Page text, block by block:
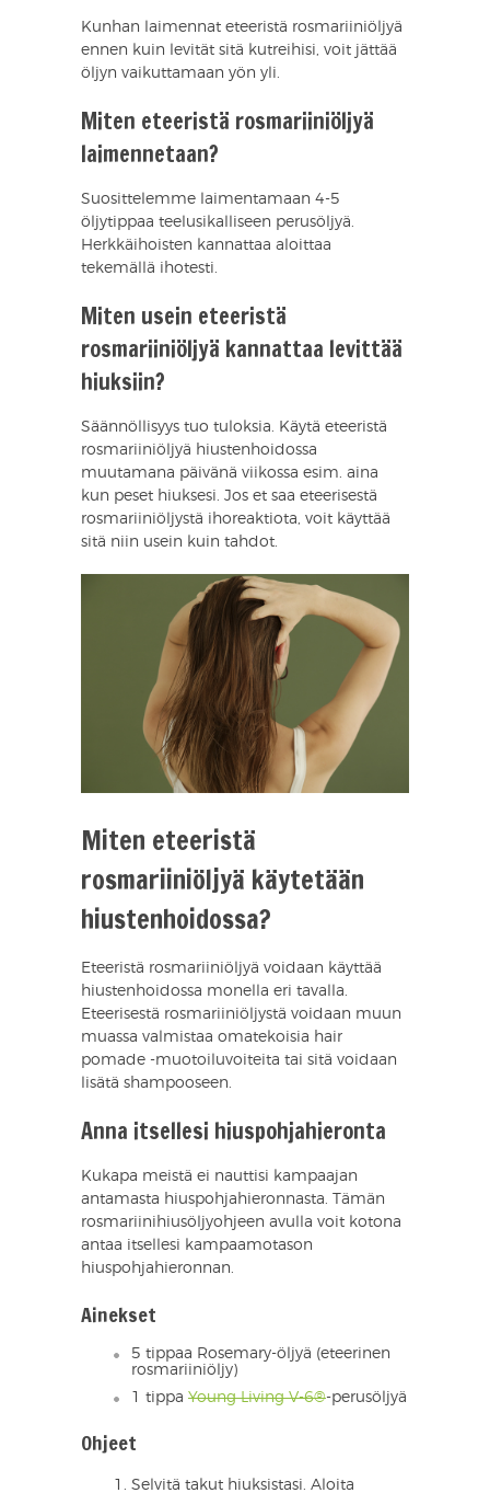
Kunhan laimennat eteeristä rosmariiniöljyä
ennen kuin levität sitä kutreihisi, voit jättää
öljyn vaikuttamaan yön yli.
Miten eteeristä rosmariiniöljyä
laimennetaan?
Suosittelemme laimentamaan 4-5
öljytippaa teelusikalliseen perusöljyä.
Herkkäihoisten kannattaa aloittaa
tekemällä ihotesti.
Miten usein eteeristä
rosmariiniöljyä kannattaa levittää
hiuksiin?
Säännöllisyys tuo tuloksia. Käytä eteeristä
rosmariiniöljyä hiustenhoidossa
muutamana päivänä viikossa esim. aina
kun peset hiuksesi. Jos et saa eteerisestä
rosmariiniöljystä ihoreaktiota, voit käyttää
sitä niin usein kuin tahdot.
Miten eteeristä
rosmariiniöljyä käytetään
hiustenhoidossa?
Eteeristä rosmariiniöljyä voidaan käyttää
hiustenhoidossa monella eri tavalla.
Eteerisestä rosmariiniöljystä voidaan muun
muassa valmistaa omatekoisia hair
pomade -muotoiluvoiteita tai sitä voidaan
lisätä shampooseen.
Anna itsellesi hiuspohjahieronta
Kukapa meistä ei nauttisi kampaajan
antamasta hiuspohjahieronnasta. Tämän
rosmariinihiusöljyohjeen avulla voit kotona
antaa itsellesi kampaamotason
hiuspohjahieronnan.
Ainekset
5 tippaa Rosemary-öljyä (eteerinen
rosmariiniöljy)
1 tippa Young Living V-6®-perusöljyä
Ohjeet
Selvitä takut hiuksistasi. Aloita